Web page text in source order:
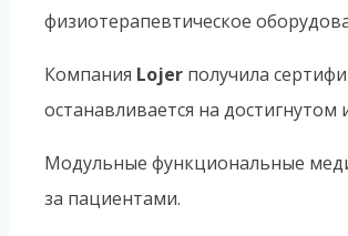
физиотерапевтическое
Компания Lojer получила
останавливается на
Модульные функциональные
за пациентами.